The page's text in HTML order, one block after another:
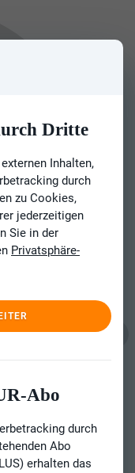
Dritte
Inhalten,
durch
zu Cookies,
jederzeitigen
Sie in der
Privatsphäre-
Abo
durch
Abo
erhalten das